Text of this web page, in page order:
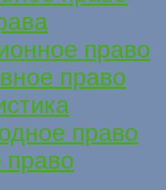
право
право
право
право